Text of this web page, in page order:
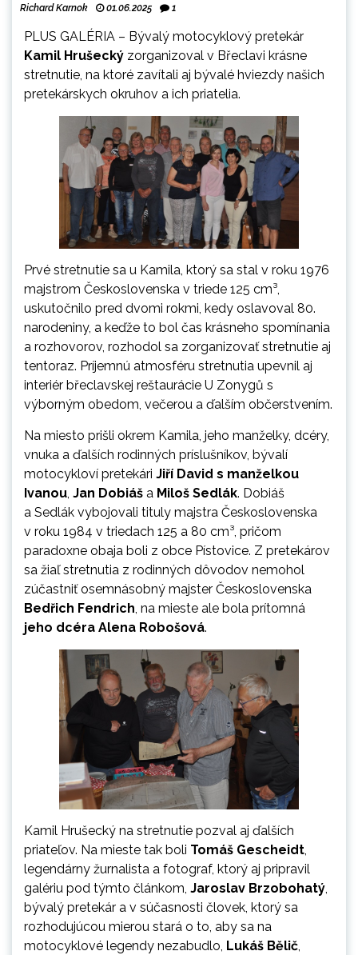
Richard Karnok 01.06.2025 1
PLUS GALÉRIA – Bývalý motocyklový pretekár
Kamil Hrušecký zorganizoval v Břeclavi krásne
stretnutie, na ktoré zavítali aj bývalé hviezdy našich
pretekárskych okruhov a ich priatelia.
Prvé stretnutie sa u Kamila, ktorý sa stal v roku 1976
majstrom Československa v triede 125 cm³,
uskutočnilo pred dvomi rokmi, kedy oslavoval 80.
narodeniny, a keďže to bol čas krásneho spomínania
a rozhovorov, rozhodol sa zorganizovať stretnutie aj
tentoraz. Príjemnú atmosféru stretnutia upevnil aj
interiér břeclavskej reštaurácie U Zonygů s
výborným obedom, večerou a ďalším občerstvením.
Na miesto prišli okrem Kamila, jeho manželky, dcéry,
vnuka a ďalších rodinných príslušníkov, bývalí
motocykloví pretekári Jiří David s manželkou
Ivanou, Jan Dobiáš a Miloš Sedlák. Dobiáš
a Sedlák vybojovali tituly majstra Československa
v roku 1984 v triedach 125 a 80 cm³, pričom
paradoxne obaja boli z obce Pístovice. Z pretekárov
sa žiaľ stretnutia z rodinných dôvodov nemohol
zúčastniť osemnásobný majster Československa
Bedřich Fendrich, na mieste ale bola prítomná
jeho dcéra Alena Robošová.
Kamil Hrušecký na stretnutie pozval aj ďalších
priateľov. Na mieste tak boli Tomáš Gescheidt,
legendárny žurnalista a fotograf, ktorý aj pripravil
galériu pod týmto článkom, Jaroslav Brzobohatý,
bývalý pretekár a v súčasnosti človek, ktorý sa
rozhodujúcou mierou stará o to, aby sa na
motocyklové legendy nezabudlo, Lukáš Bělič,